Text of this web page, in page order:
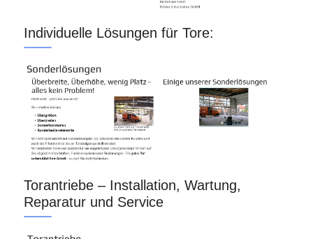
Individuelle Lösungen für Tore:
Torantriebe – Installation, Wartung,
Reparatur und Service